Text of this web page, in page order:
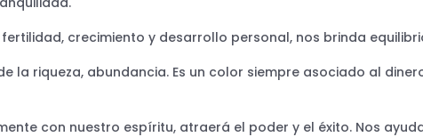
crecimiento y desarrollo personal, nos brinda
la riqueza, abundancia. Es un color siempre asociado al
con nuestro espíritu, atraerá el poder y el éxito. Nos